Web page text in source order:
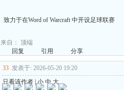
致力于在Word of Warcraft 中开设足球联赛
来自： 顶端
回复
引用 分享
33 发表于: 2026-05-20 19:20
只看该作者 |小 中 大